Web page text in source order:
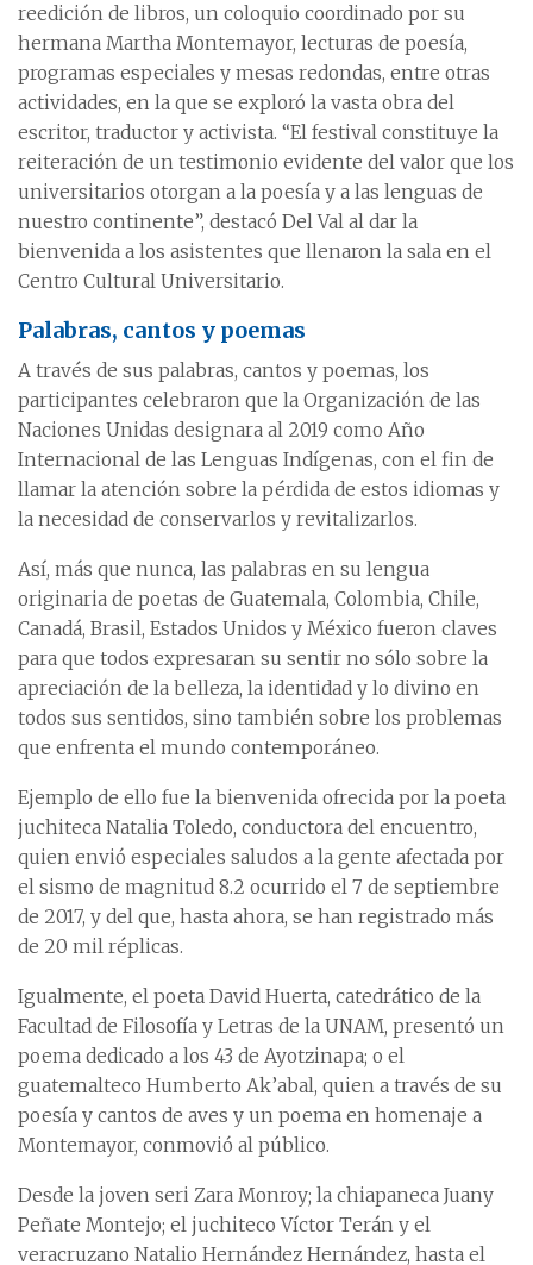
reedición de libros, un coloquio coordinado por su
hermana Martha Montemayor, lecturas de poesía,
programas especiales y mesas redondas, entre otras
actividades, en la que se exploró la vasta obra del
escritor, traductor y activista. “El festival constituye la
reiteración de un testimonio evidente del valor que los
universitarios otorgan a la poesía y a las lenguas de
nuestro continente”, destacó Del Val al dar la
bienvenida a los asistentes que llenaron la sala en el
Centro Cultural Universitario.
Palabras, cantos y poemas
A través de sus palabras, cantos y poemas, los
participantes celebraron que la Organización de las
Naciones Unidas designara al 2019 como Año
Internacional de las Lenguas Indígenas, con el fin de
llamar la atención sobre la pérdida de estos idiomas y
la necesidad de conservarlos y revitalizarlos.
Así, más que nunca, las palabras en su lengua
originaria de poetas de Guatemala, Colombia, Chile,
Canadá, Brasil, Estados Unidos y México fueron claves
para que todos expresaran su sentir no sólo sobre la
apreciación de la belleza, la identidad y lo divino en
todos sus sentidos, sino también sobre los problemas
que enfrenta el mundo contemporáneo.
Ejemplo de ello fue la bienvenida ofrecida por la poeta
juchiteca Natalia Toledo, conductora del encuentro,
quien envió especiales saludos a la gente afectada por
el sismo de magnitud 8.2 ocurrido el 7 de septiembre
de 2017, y del que, hasta ahora, se han registrado más
de 20 mil réplicas.
Igualmente, el poeta David Huerta, catedrático de la
Facultad de Filosofía y Letras de la UNAM, presentó un
poema dedicado a los 43 de Ayotzinapa; o el
guatemalteco Humberto Ak’abal, quien a través de su
poesía y cantos de aves y un poema en homenaje a
Montemayor, conmovió al público.
Desde la joven seri Zara Monroy; la chiapaneca Juany
Peñate Montejo; el juchiteco Víctor Terán y el
veracruzano Natalio Hernández Hernández, hasta el